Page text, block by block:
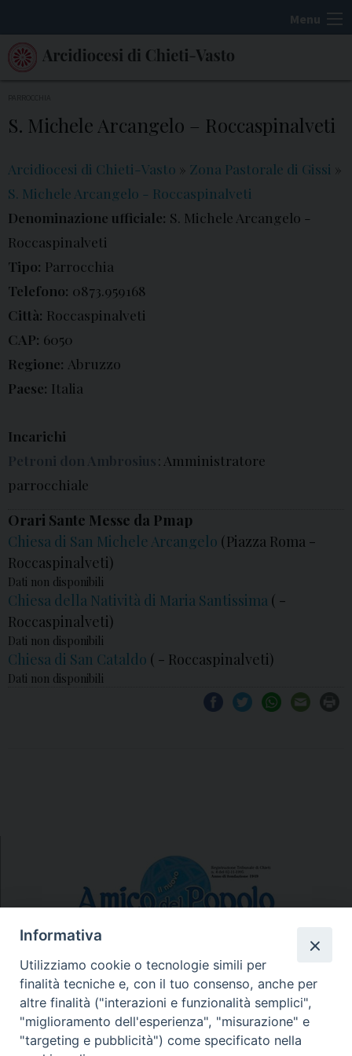
k
Menu
S. Michele Arcangelo – Roccaspinalveti
Arcidiocesi di Chieti-Vasto » Zona Pastorale di Gissi »
S. Michele Arcangelo - Roccaspinalveti
Denominazione ufficiale: S. Michele Arcangelo -
Roccaspinalveti
Tipo: Parrocchia
Telefono: 0873.959168
Città: Roccaspinalveti
CAP: 6050
Regione: Abruzzo
Paese: Italia
Incarichi
Petroni don Ambrosius: Amministratore
parrocchiale
Orari Sante Messe da Pmap
Chiesa di San Michele Arcangelo (Piazza Roma -
Roccaspinalveti)
Dati non disponibili
Chiesa della Natività di Maria Santissima ( -
Roccaspinalveti)
Dati non disponibili
Chiesa di San Cataldo ( - Roccaspinalveti)
Dati non disponibili
N.7/8 LUGLIO AGOSTO
N. 6 GIUGNO 2026
N°5 MAGGIO 2026
N° 4 APRILE 2026
Informativa
Utilizziamo cookie o tecnologie simili per
finalità tecniche e, con il tuo consenso, anche per
altre finalità ("interazioni e funzionalità semplici",
"miglioramento dell'esperienza", "misurazione" e
"targeting e pubblicità") come specificato nella